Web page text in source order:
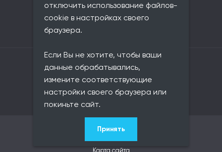
Документы:
Пользовательское соглашение
Политика конфиденциальности
ОГРН: 1217800146420
ИНН: 7813657116
КПП: 781301001
ОКВЭД: 62.01
© 2021–2026 Юниверс Дата
отключить использование файлов-
cookie в настройках своего
браузера.
Если Вы не хотите, чтобы ваши
данные обрабатывались,
измените соответствующие
настройки своего браузера или
покиньте сайт.
Принять